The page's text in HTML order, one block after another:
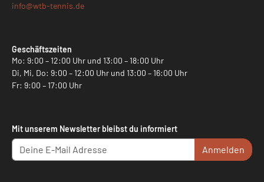
info@wtb-tennis.de
Geschäftszeiten
Mo: 9:00 – 12:00 Uhr und 13:00 – 18:00 Uhr
Di, Mi, Do: 9:00 – 12:00 Uhr und 13:00 – 16:00 Uhr
Fr: 9:00 – 17:00 Uhr
Mit unserem Newsletter bleibst du informiert
Anmelden